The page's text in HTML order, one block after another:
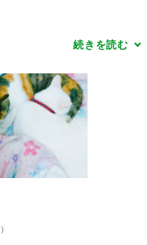
続きを読む